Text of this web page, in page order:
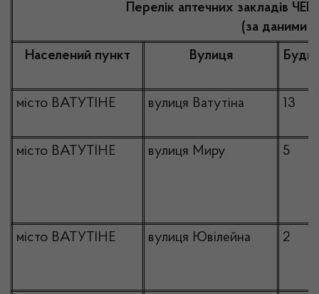
Перелік аптечних закладів
(за даними
Населений пункт
Вулиця
місто ВАТУТІНЕ вулиця Ватутіна 13
місто ВАТУТІНЕ вулиця Миру 5
місто ВАТУТІНЕ вулиця Ювілейна 2